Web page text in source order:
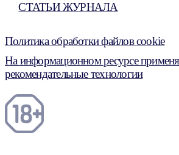
СТАТЬИ ЖУРНАЛА
Политика обработки файлов cookie
На информационном ресурсе
рекомендательные технологии